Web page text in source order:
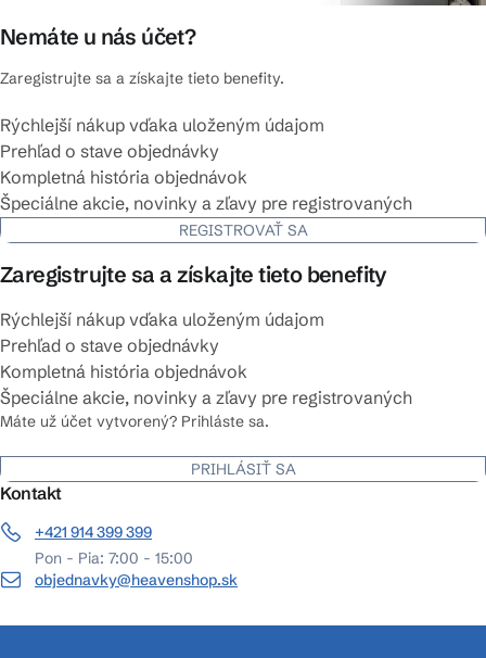
Nemáte u nás účet?
Zaregistrujte sa a získajte tieto benefity.
Rýchlejší nákup vďaka uloženým údajom
Prehľad o stave objednávky
Kompletná história objednávok
Špeciálne akcie, novinky a zľavy pre registrovaných
REGISTROVAŤ SA
Zaregistrujte sa a získajte tieto benefity
Rýchlejší nákup vďaka uloženým údajom
Prehľad o stave objednávky
Kompletná história objednávok
Špeciálne akcie, novinky a zľavy pre registrovaných
Máte už účet vytvorený? Prihláste sa.
PRIHLÁSIŤ SA
Kontakt
+421 914 399 399
Pon - Pia: 7:00 - 15:00
objednavky@heavenshop.sk